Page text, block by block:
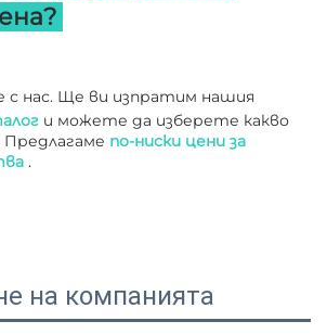
и можете да изберете какво
по-ниски цени за
.
на компанията